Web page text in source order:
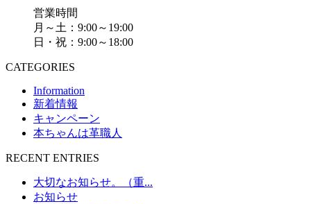
営業時間
月～土：9:00～19:00
日・祝：9:00～18:00
CATEGORIES
Information
新着情報
キャンペーン
本ちゃんは革職人
RECENT ENTRIES
大切なお知らせ。（重...
お知らせ